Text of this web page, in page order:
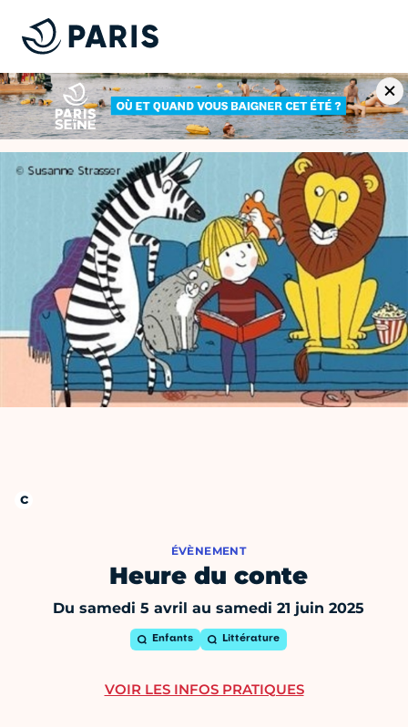
ÉVÈNEMENT
Heure du conte
Du samedi 5 avril au samedi 21 juin 2025
Enfants Littérature
VOIR LES INFOS PRATIQUES